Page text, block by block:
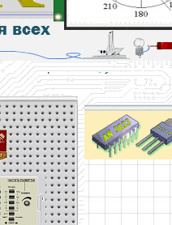
образовательный
электричества, учебные